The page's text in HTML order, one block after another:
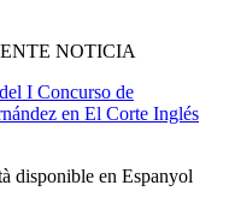
NOTICIA
I Concurso de
en El Corte Inglés
disponible en Espanyol